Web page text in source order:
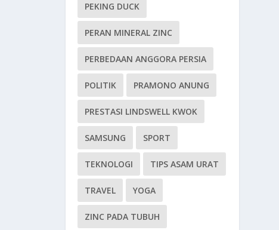
PEKING DUCK
PERAN MINERAL ZINC
PERBEDAAN ANGGORA PERSIA
POLITIK PRAMONO ANUNG
PRESTASI LINDSWELL KWOK
SAMSUNG SPORT
TEKNOLOGI TIPS ASAM URAT
TRAVEL YOGA
ZINC PADA TUBUH